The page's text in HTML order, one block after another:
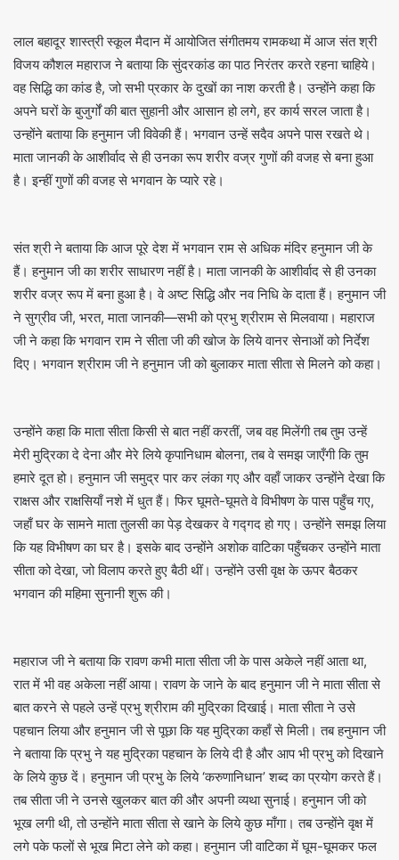
लाल बहादूर शास्त्री स्कूल मैदान में आयोजित संगीतमय रामकथा में आज संत श्री
विजय कौशल महाराज ने बताया कि सुंदरकांड का पाठ निरंतर करते रहना चाहिये।
वह सिद्धि का कांड है, जो सभी प्रकार के दुखों का नाश करती है। उन्होंने कहा कि
अपने घरों के बुजुर्गों की बात सुहानी और आसान हो लगे, हर कार्य सरल जाता है।
उन्होंने बताया कि हनुमान जी विवेकी हैं। भगवान उन्हें सदैव अपने पास रखते थे।
माता जानकी के आशीर्वाद से ही उनका रूप शरीर वज्र गुणों की वजह से बना हुआ
है। इन्हीं गुणों की वजह से भगवान के प्यारे रहे।
संत श्री ने बताया कि आज पूरे देश में भगवान राम से अधिक मंदिर हनुमान जी के
हैं। हनुमान जी का शरीर साधारण नहीं है। माता जानकी के आशीर्वाद से ही उनका
शरीर वज्र रूप में बना हुआ है। वे अष्ट सिद्धि और नव निधि के दाता हैं। हनुमान जी
ने सुग्रीव जी, भरत, माता जानकी—सभी को प्रभु श्रीराम से मिलवाया। महाराज
जी ने कहा कि भगवान राम ने सीता जी की खोज के लिये वानर सेनाओं को निर्देश
दिए। भगवान श्रीराम जी ने हनुमान जी को बुलाकर माता सीता से मिलने को कहा।
उन्होंने कहा कि माता सीता किसी से बात नहीं करतीं, जब वह मिलेंगी तब तुम उन्हें
मेरी मुद्रिका दे देना और मेरे लिये कृपानिधाम बोलना, तब वे समझ जाएँगी कि तुम
हमारे दूत हो। हनुमान जी समुद्र पार कर लंका गए और वहाँ जाकर उन्होंने देखा कि
राक्षस और राक्षसियाँ नशे में धुत हैं। फिर घूमते-घूमते वे विभीषण के पास पहुँच गए,
जहाँ घर के सामने माता तुलसी का पेड़ देखकर वे गद्गद हो गए। उन्होंने समझ लिया
कि यह विभीषण का घर है। इसके बाद उन्होंने अशोक वाटिका पहुँचकर उन्होंने माता
सीता को देखा, जो विलाप करते हुए बैठी थीं। उन्होंने उसी वृक्ष के ऊपर बैठकर
भगवान की महिमा सुनानी शुरू की।
महाराज जी ने बताया कि रावण कभी माता सीता जी के पास अकेले नहीं आता था,
रात में भी वह अकेला नहीं आया। रावण के जाने के बाद हनुमान जी ने माता सीता से
बात करने से पहले उन्हें प्रभु श्रीराम की मुद्रिका दिखाई। माता सीता ने उसे
पहचान लिया और हनुमान जी से पूछा कि यह मुद्रिका कहाँ से मिली। तब हनुमान जी
ने बताया कि प्रभु ने यह मुद्रिका पहचान के लिये दी है और आप भी प्रभु को दिखाने
के लिये कुछ दें। हनुमान जी प्रभु के लिये ‘करुणानिधान’ शब्द का प्रयोग करते हैं।
तब सीता जी ने उनसे खुलकर बात की और अपनी व्यथा सुनाई। हनुमान जी को
भूख लगी थी, तो उन्होंने माता सीता से खाने के लिये कुछ माँगा। तब उन्होंने वृक्ष में
लगे पके फलों से भूख मिटा लेने को कहा। हनुमान जी वाटिका में घूम-घूमकर फल